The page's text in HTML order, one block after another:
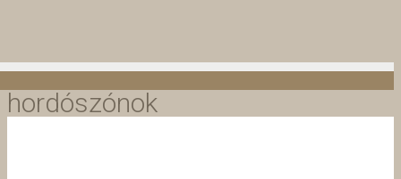
hordószónok